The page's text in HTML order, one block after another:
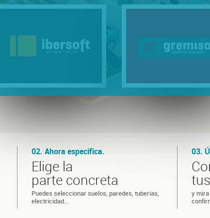
02. Ahora especifica.
Elige la
parte concreta
Puedes seleccionar suelos, paredes, tuberías,
electricidad...
03.
y mira